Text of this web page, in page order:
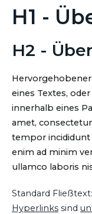
H1 -
H2 -
eines Textes,
innerhalb eines
amet,
tempor incididunt
enim ad minim
ullamco laboris
Standard
Hyperlinks sind